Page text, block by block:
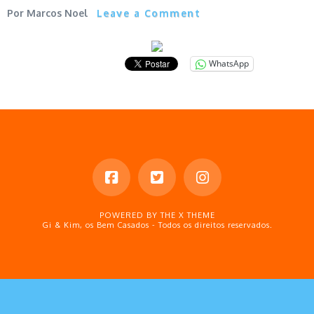
Marcos Noel Leave a Comment
WhatsApp
POWERED BY THE X THEME
Gi & Kim, os Bem Casados - Todos os direitos reservados.